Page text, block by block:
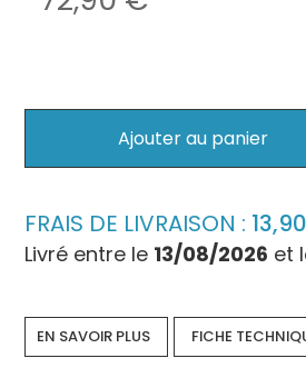
Ajouter au panier
FRAIS DE LIVRAISON :
Livré entre le 13/08/2026 et
EN SAVOIR PLUS FICHE